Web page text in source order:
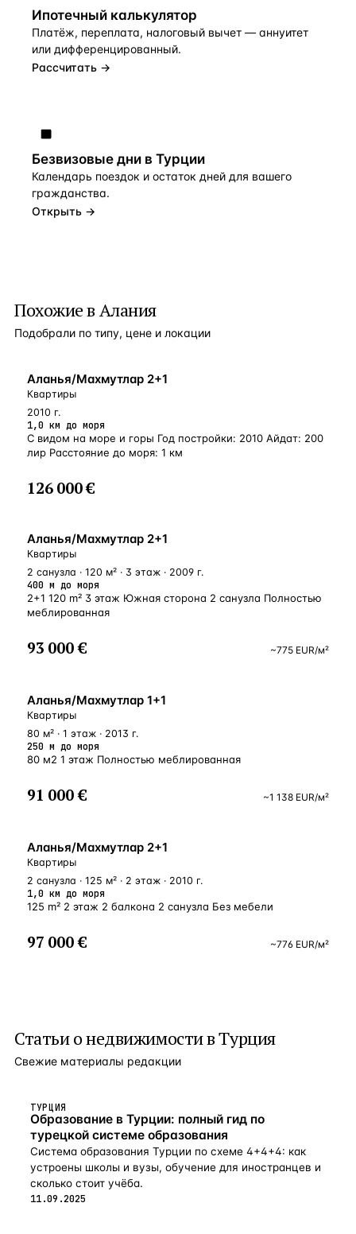
Ипотечный калькулятор
Платёж, переплата, налоговый вычет — аннуитет
или дифференцированный.
Рассчитать →
Безвизовые дни в Турции
Календарь поездок и остаток дней для вашего
гражданства.
Открыть →
Похожие в Алания
Подобрали по типу, цене и локации
БЛИЗКО К МОРЮ
Аланья/Махмутлар 2+1
Квартиры
2010 г.
1,0 км до моря
С видом на море и горы Год постройки: 2010 Айдат: 200
лир Расстояние до моря: 1 км
126 000 €
У МОРЯ
Аланья/Махмутлар 2+1
Квартиры
2 санузла · 120 м² · 3 этаж · 2009 г.
400 м до моря
2+1 120 m² 3 этаж Южная сторона 2 санузла Полностью
меблированная
93 000 € ~775 EUR/м²
У МОРЯ
Аланья/Махмутлар 1+1
Квартиры
80 м² · 1 этаж · 2013 г.
250 м до моря
80 м2 1 этаж Полностью меблированная
91 000 € ~1 138 EUR/м²
БЛИЗКО К МОРЮ
Аланья/Махмутлар 2+1
Квартиры
2 санузла · 125 м² · 2 этаж · 2010 г.
1,0 км до моря
125 m² 2 этаж 2 балкона 2 санузла Без мебели
97 000 € ~776 EUR/м²
Статьи онедвижимости в Турция
Свежие материалы редакции
ТУРЦИЯ
Образование в Турции: полный гид по
турецкой системе образования
Система образования Турции по схеме 4+4+4: как
устроены школы и вузы, обучение для иностранцев и
сколько стоит учёба.
11.09.2025